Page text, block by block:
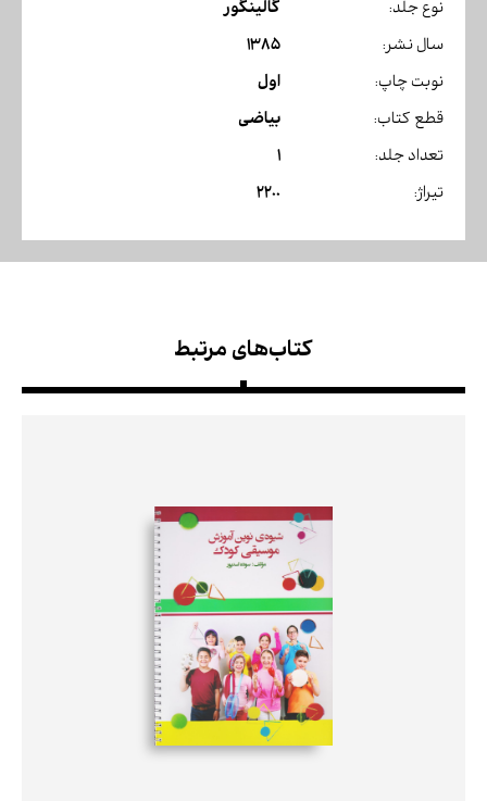
نوع جلد: گالینگور
سال نشر: 1385
نوبت چاپ: اول
قطع کتاب: بیاضی
تعداد جلد: 1
تیراژ: 2200
کتاب‌های مرتبط